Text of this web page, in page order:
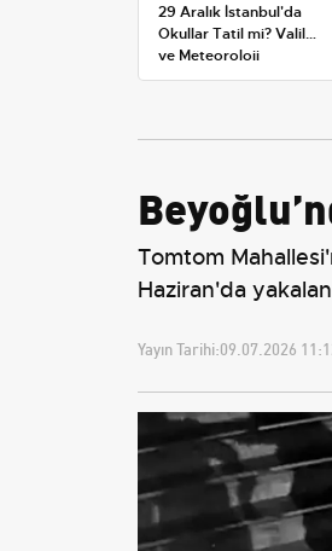
29 Aralık İstanbul'da
Okullar Tatil mi? Valilik
ve Meteoroloji
Açıklamaları
Tomtom
Haziran'da
Yayın Tarihi:09.07.2026